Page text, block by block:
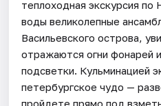
теплоходная экскурсия
воды великолепные
Васильевского острова,
отражаются огни фонарей
подсветки. Кульминацией
петербургское чудо —
пройдете прямо под